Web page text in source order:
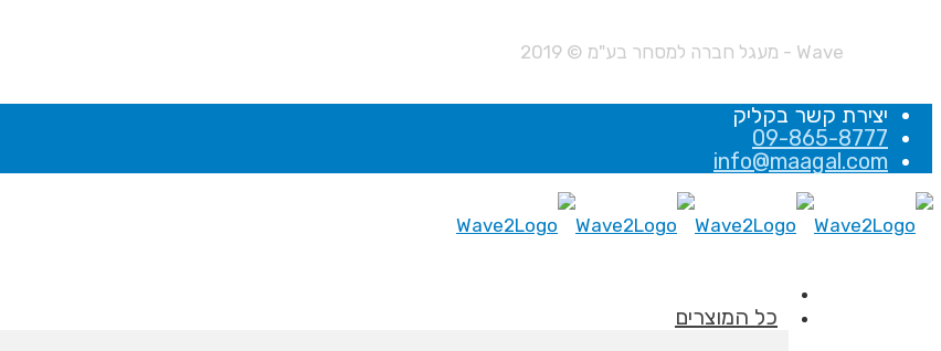
יצירת קשר בקליק
09-865-8777
info@maagal.com
כל המוצרים
Wave - מעגל חברה למסחר בע"מ © 2019